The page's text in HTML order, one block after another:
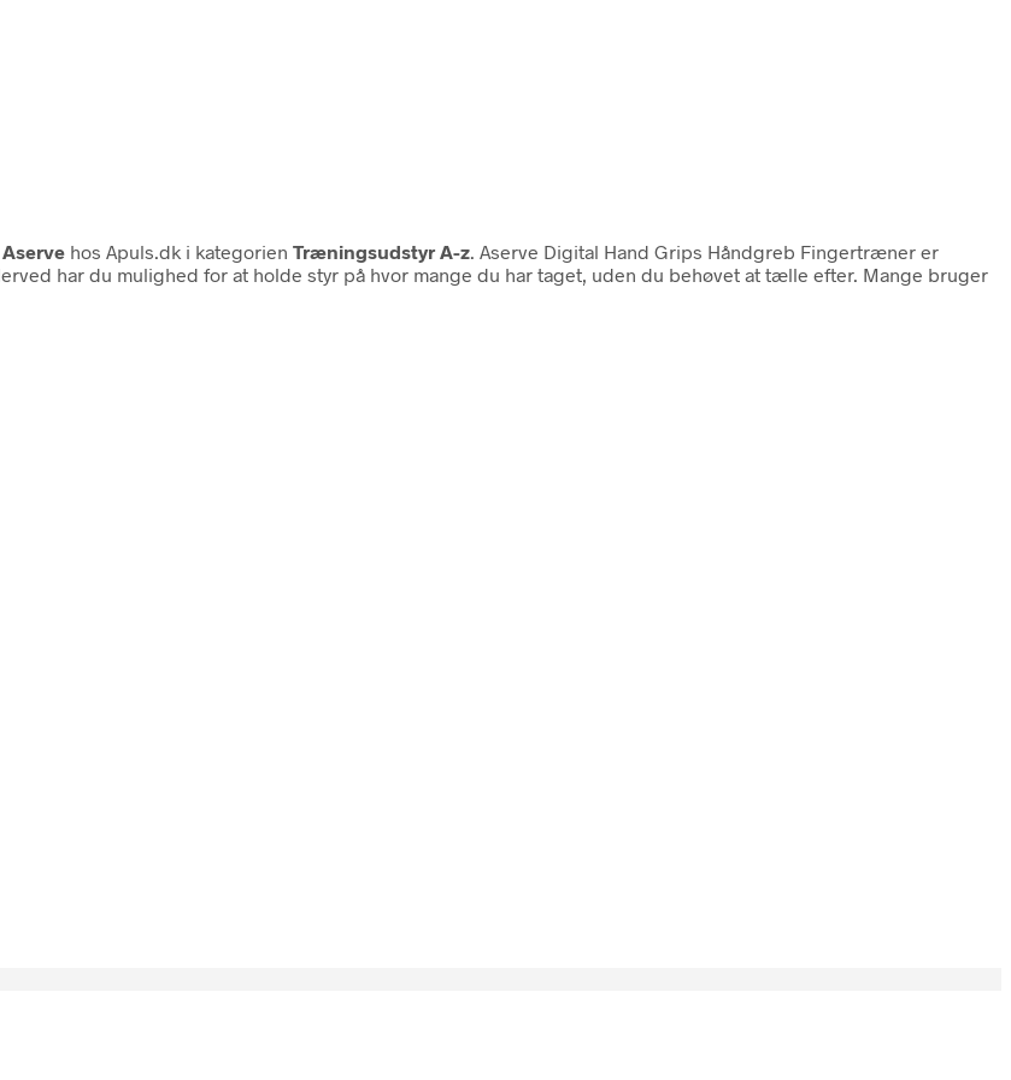
Aserve hos Apuls.dk i kategorien Træningsudstyr A-z . Aserve Digital Hand Grips Håndgreb Fingertræner er
har du mulighed for at holde styr på hvor mange du har taget, uden du behøvet at tælle efter. Mange bruger